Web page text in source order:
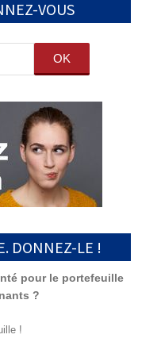
VOUS
OK
DONNEZ-LE !
pour le portefeuille
?
!